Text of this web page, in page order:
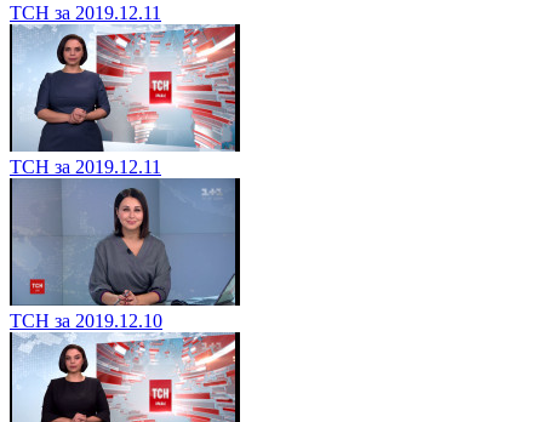
ТСН за 2019.12.11
ТСН за 2019.12.11
ТСН за 2019.12.10